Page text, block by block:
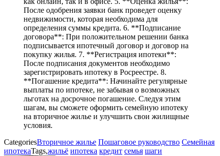
После одобрения заявки банк проведет оценку
недвижимости, которая необходима для
определения суммы кредита. 6. **Подписание
договора**: При положительном решении банка
подписывается ипотечный договор и договор на
покупку жилья. 7. **Регистрация ипотеки**:
После подписания документов необходимо
зарегистрировать ипотеку в Росреестре. 8.
**Погашение кредита**: Начинайте регулярные
выплаты по ипотеке, не забывая о возможных
льготах на досрочное погашение. Следуя этим
шагам, вы сможете оформить семейную ипотеку
на вторичное жилье и улучшить свои жилищные
условия.
CategoriesВторичное жилье Пошаговое руководство Семейная
ипотекаTags,жильё ипотека кредит семья шаги